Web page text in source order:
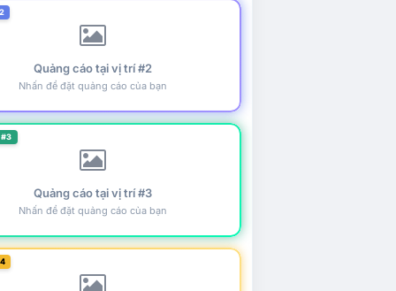
Quảng cáo tại vị trí #2
Nhấn để đặt quảng cáo của bạn
Quảng cáo tại vị trí #3
Nhấn để đặt quảng cáo của bạn